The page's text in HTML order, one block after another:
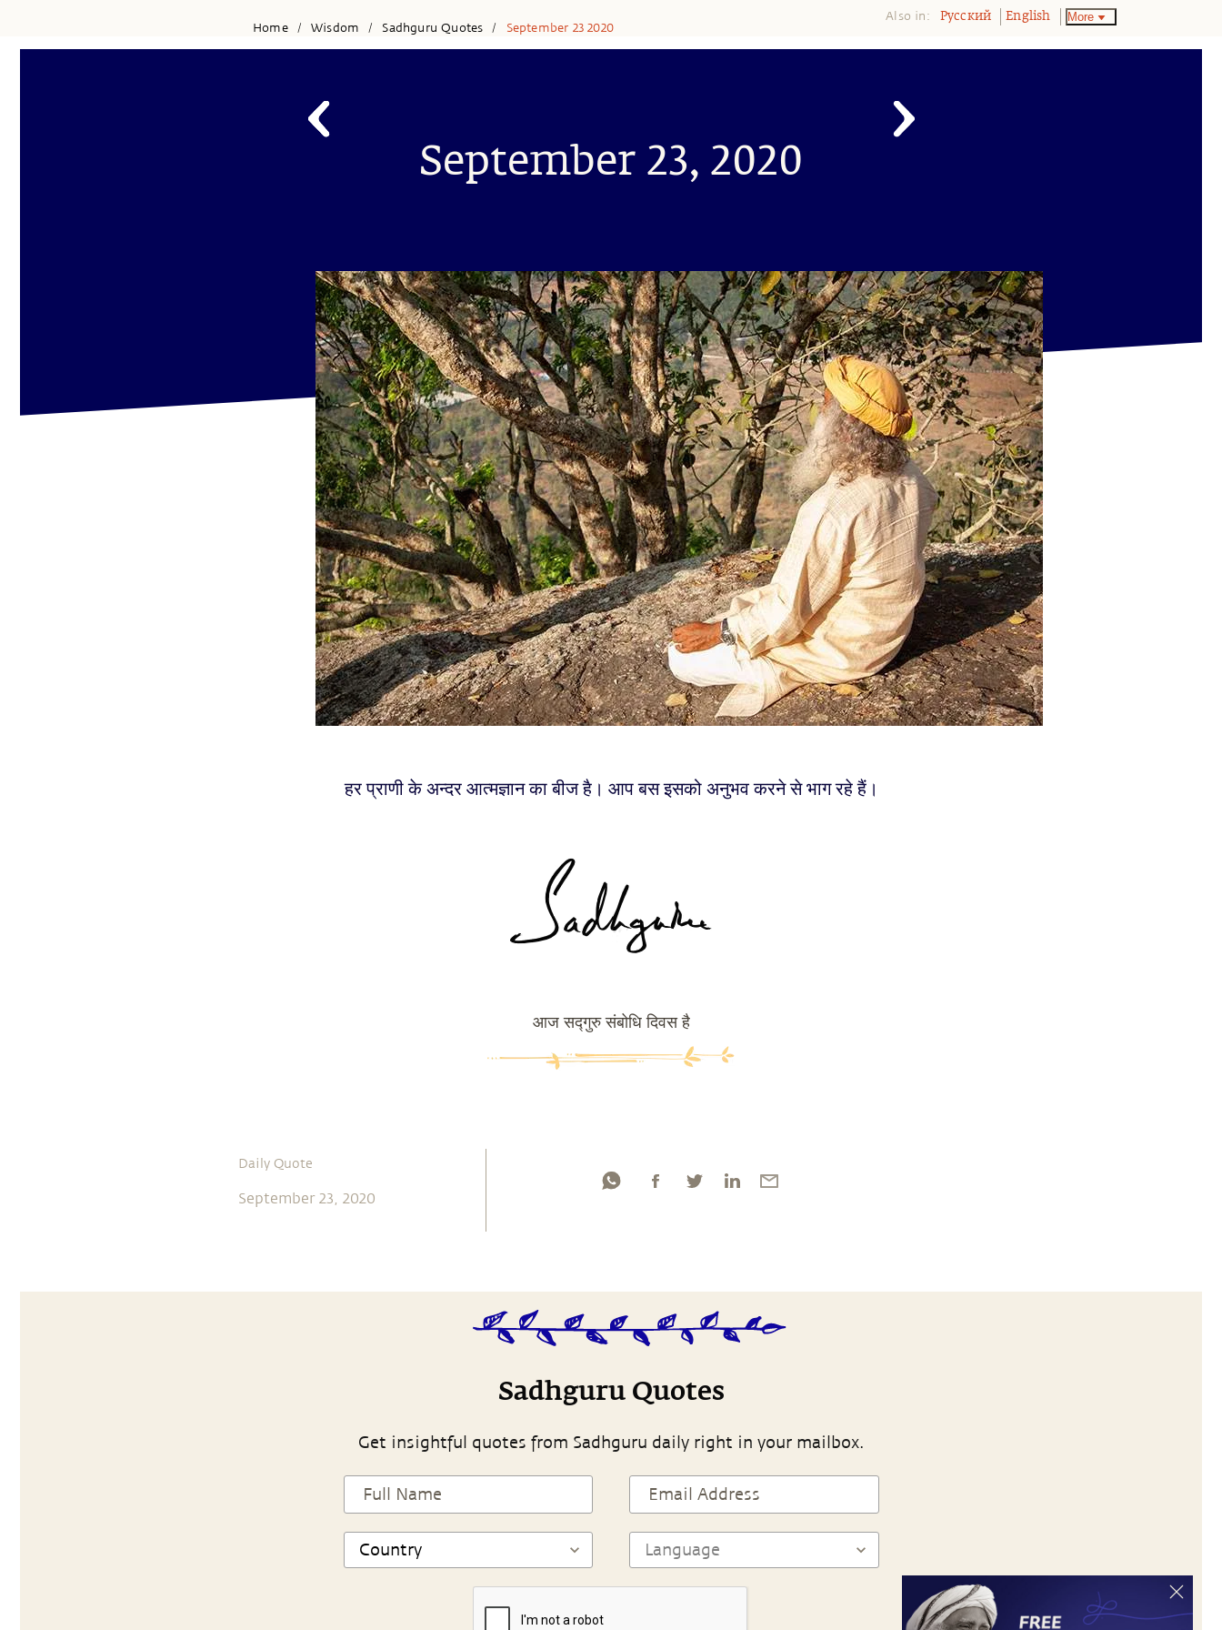
Home / Wisdom / Sadhguru Quotes / September 23 2020
Also in: Pусский English More
September 23, 2020
हर प्राणी के अन्दर आत्मज्ञान का बीज है। आप बस इसको अनुभव करने से भाग रहे हैं।
आज सद्गुरु संबोधि दिवस है
Daily Quote
September 23, 2020
Sadhguru Quotes
Get insightful quotes from Sadhguru daily right in your mailbox.